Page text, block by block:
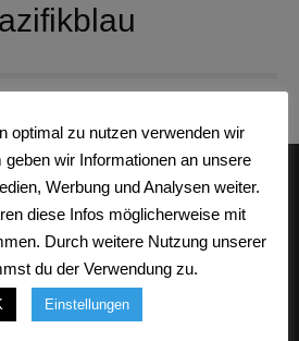
et impera
Shop
Mobilität
optimal zu nutzen verwenden wir
wir Informationen an unsere
Werbung und Analysen weiter.
diese Infos möglicherweise mit
Durch weitere Nutzung unserer
du der Verwendung zu.
Einstellungen